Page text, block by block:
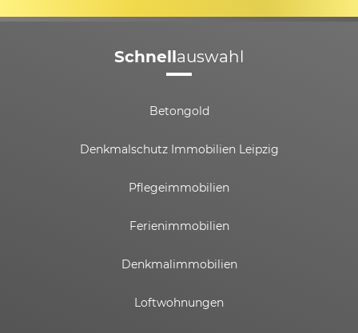
Schnellauswahl
Betongold
Denkmalschutz Immobilien Leipzig
Pflegeimmobilien
Ferienimmobilien
Denkmalimmobilien
Loftwohnungen